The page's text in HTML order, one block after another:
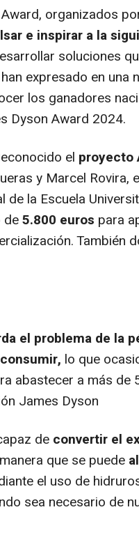
organizados
e inspirar a la
soluciones
expresado en una
los ganadores
Dyson Award 2024.
el proyecto
y Marcel Rovira,
de la Escuela
de5.800 euros para
También
el problema de la
lo que
abastecer a más de
James Dyson
de convertir el
que se puede
el uso de
sea necesario de